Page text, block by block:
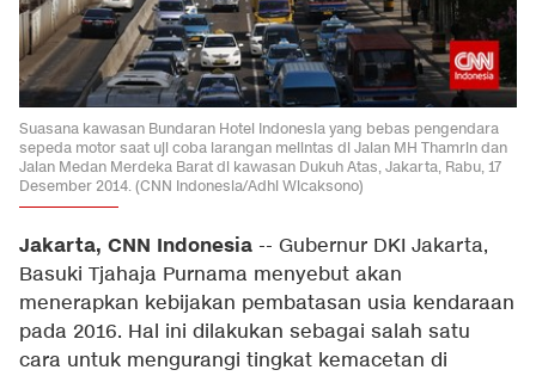
Suasana kawasan Bundaran Hotel Indonesia yang bebas pengendara
sepeda motor saat uji coba larangan melintas di Jalan MH Thamrin dan
Jalan Medan Merdeka Barat di kawasan Dukuh Atas, Jakarta, Rabu, 17
Desember 2014. (CNN Indonesia/Adhi Wicaksono)
Jakarta, CNN Indonesia -- Gubernur DKI Jakarta,
Basuki Tjahaja Purnama menyebut akan
menerapkan kebijakan pembatasan usia kendaraan
pada 2016. Hal ini dilakukan sebagai salah satu
cara untuk mengurangi tingkat kemacetan di